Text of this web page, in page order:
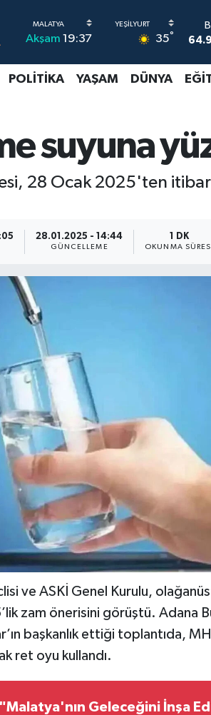
Akşam 19:37 35°
POLITIKA YAŞAM DÜNYA
suyuna
28 Ocak 2025'ten
28.01.2025 - 14:44
GÜNCELLEME
1 DK
OKUNMA SÜRESI
ve ASKİ Genel Kurulu,
zam önerisini görüştü. Adana
başkanlık ettiği toplantıda,
ret oyu kullandı.
"Malatya'nın Geleceğini İnşa